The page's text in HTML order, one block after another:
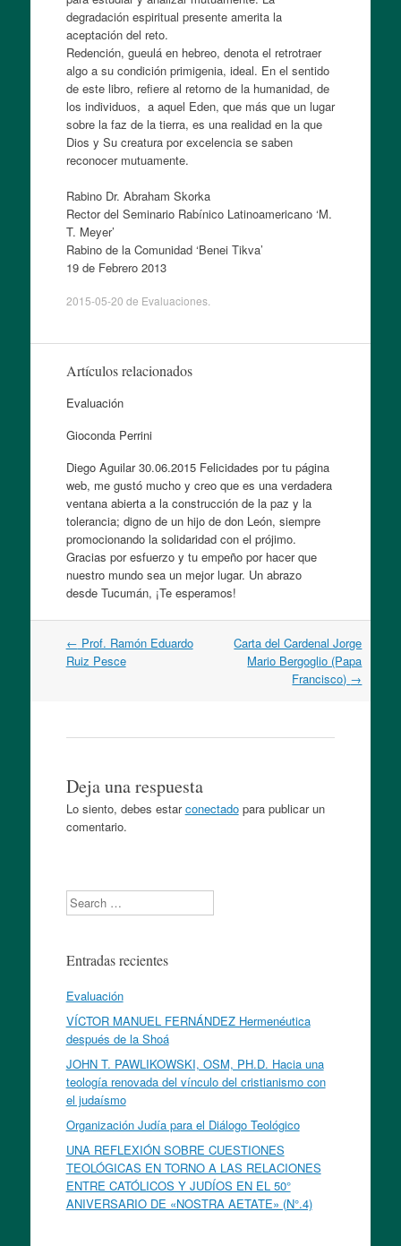
degradación espiritual presente amerita la
aceptación del reto.
Redención, gueulá en hebreo, denota el retrotraer
algo a su condición primigenia, ideal. En el sentido
de este libro, refiere al retorno de la humanidad, de
los individuos, a aquel Eden, que más que un lugar
sobre la faz de la tierra, es una realidad en la que
Dios y Su creatura por excelencia se saben
reconocer mutuamente.
Rabino Dr. Abraham Skorka
Rector del Seminario Rabínico Latinoamericano ‘M.
T. Meyer’
Rabino de la Comunidad ‘Benei Tikva’
19 de Febrero 2013
2015-05-20 de Evaluaciones.
Artículos relacionados
Evaluación
Gioconda Perrini
Diego Aguilar30.06.2015 Felicidades por tu página
web, me gustó mucho y creo que es una verdadera
ventana abierta a la construcción de la paz y la
tolerancia; digno de un hijo de don León, siempre
promocionando la solidaridad con el prójimo.
Gracias por esfuerzo y tu empeño por hacer que
nuestro mundo sea un mejor lugar. Un abrazo
desde Tucumán, ¡Te esperamos!
Navegación
por
← Prof. Ramón Eduardo
Ruiz Pesce
Carta del Cardenal Jorge
Mario Bergoglio (Papa
Francisco) →
Deja una respuesta
Lo siento, debes estarconectadopara publicar un
comentario.
Search
Entradas recientes
Evaluación
VÍCTOR MANUEL FERNÁNDEZ Hermenéutica
después de la Shoá
JOHN T. PAWLIKOWSKI, OSM, PH.D. Hacia una
teología renovada del vínculo del cristianismo con
el judaísmo
Organización Judía para el Diálogo Teológico
UNA REFLEXIÓN SOBRE CUESTIONES
TEOLÓGICAS EN TORNO A LAS RELACIONES
ENTRE CATÓLICOS Y JUDÍOS EN EL 50°
ANIVERSARIO DE «NOSTRA AETATE» (N°.4)